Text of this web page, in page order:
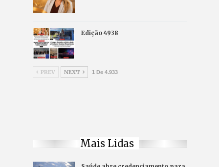
Edição 4938
PREV NEXT 1 De 4.933
Mais Lidas